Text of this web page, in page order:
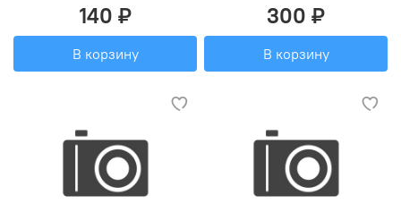
140 ₽
В корзину
300 ₽
В корзину